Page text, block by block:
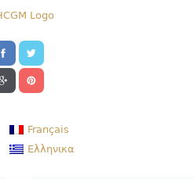
Français
Ελληνικα